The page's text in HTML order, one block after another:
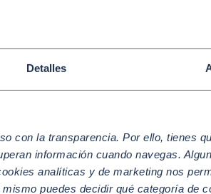
Detalles
con la transparencia. Por ello, tienes
información cuando navegas.
analíticas y de marketing nos
puedes decidir qué categoría de
Mundial
Progreso